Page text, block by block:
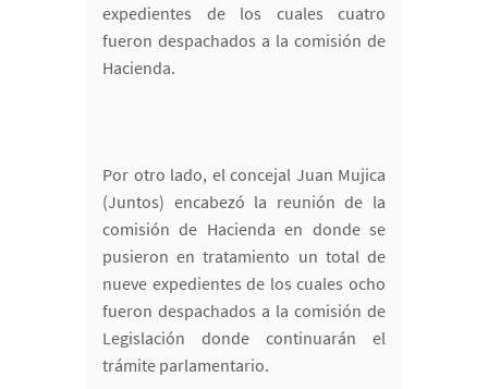
expedientes de los cuales cuatro
fueron despachados a la comisión de
Hacienda.
Por otro lado, el concejal Juan Mujica
(Juntos) encabezó la reunión de la
comisión de Hacienda en donde se
pusieron en tratamiento un total de
nueve expedientes de los cuales ocho
fueron despachados a la comisión de
Legislación donde continuarán el
trámite parlamentario.